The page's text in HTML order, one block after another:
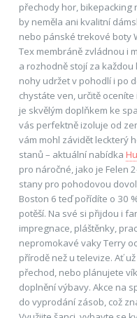
přechody hor, bikepacking
by neměla ani kvalitní
nebo pánské trekové boty
Tex membráně zvládnou i
a rozhodně stojí za
nohy udržet v pohodlí i po
chystáte ven, určitě
je skvělým doplňkem ke
vás perfektně izoluje od
vám mohl závidět leckterý
stanů – aktuální nabídka
pro náročné, jako je Felen
stany pro pohodovou
Boston 6 teď pořídíte o 30
potěší. Na své si přijdou i
impregnace, pláštěnky,
nepromokavé vaky Terry
přírodě než u televize. Ať
přechod, nebo plánujete
doplnění výbavy. Akce na
do vyprodání zásob, což